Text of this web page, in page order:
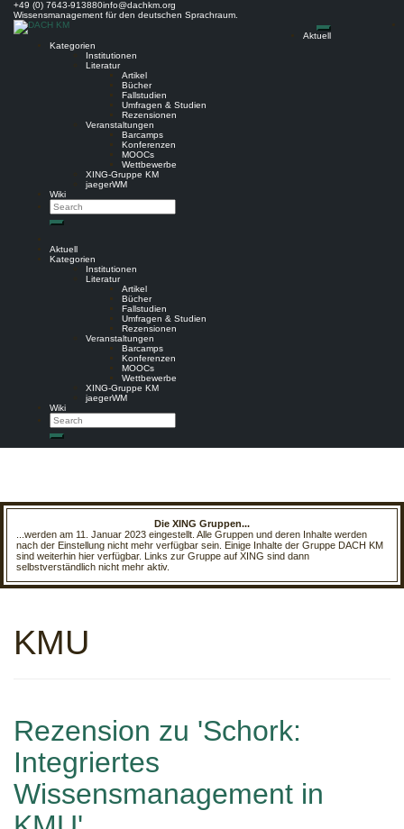
Skip
content
+49 (0) 7643-913880info@dachkm.org
Wissensmanagement für den deutschen Sprachraum.
Aktuell
Kategorien
Institutionen
Literatur
Artikel
Bücher
Fallstudien
Umfragen & Studien
Rezensionen
Veranstaltungen
Barcamps
Konferenzen
MOOCs
Wettbewerbe
XING-Gruppe KM
jaegerWM
Wiki
Search
Search
Aktuell
Kategorien
Institutionen
Literatur
Artikel
Bücher
Fallstudien
Umfragen & Studien
Rezensionen
Veranstaltungen
Barcamps
Konferenzen
MOOCs
Wettbewerbe
XING-Gruppe KM
jaegerWM
Wiki
Search
Search
Die XING Gruppen...
...werden am 11. Januar 2023 eingestellt. Alle Gruppen und deren Inhalte werden
nach der Einstellung nicht mehr verfügbar sein. Einige Inhalte der Gruppe DACH KM
sind weiterhin hier verfügbar. Links zur Gruppe auf XING sind dann
selbstverständlich nicht mehr aktiv.
KMU
Rezension zu 'Schork:
Integriertes
Wissensmanagement in